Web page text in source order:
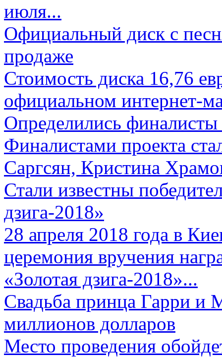
июля...
Официальный диск с
продаже
Стоимость диска 16,76
официальном интернет-
Определились
Финалистами проекта
Саргсян, Кристина
Стали известны
дзига-2018»
28 апреля 2018 года в
церемония вручения
«Золотая дзига-2018»...
Свадьба принца Гарри и
миллионов долларов
Место проведения